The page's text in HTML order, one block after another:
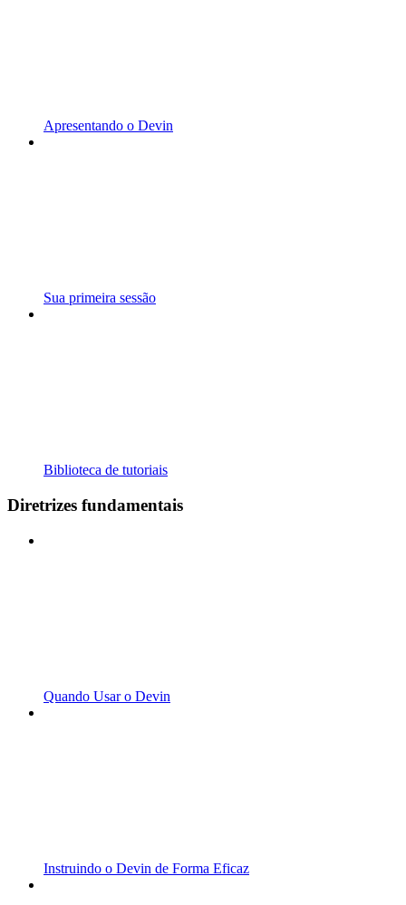
Apresentando o Devin
Sua primeira sessão
Biblioteca de tutoriais
Diretrizes fundamentais
Quando Usar o Devin
Instruindo o Devin de Forma Eficaz